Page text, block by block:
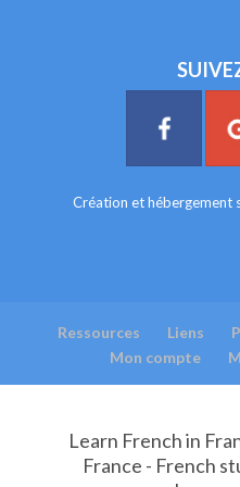
Création et hébergement
Ressources Liens
Mon compte
Learn French in
France - French